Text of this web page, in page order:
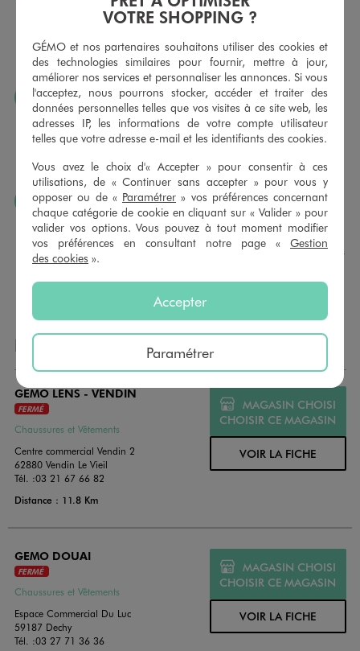
Nous échangeons et vous proposons un avoir ou un
sous 30 jours, sur simple présentation du ticket de caisse,
dans tous les magasins GÉMO.
JE PEUX FAIRE RETOUCHER MES ARTICLES
Ourlets, ceintures… vous avez la possibilité de faire
retoucher vos articles textiles dans nos magasins. Les tarifs
conditions en magasins.
J’AIME FAIRE PLAISIR
Nous vous proposons des cartes cadeaux GÉMO d’un
montant au choix entre 10€ et 150€. Les cartes cadeau
GÉMO sont valables 1 an, utilisables en plusieurs fois, pour
dans de jolies enveloppes pour toutes les occasions.
NOS AUTRES MAGASINS
GEMO LENS - VENDIN
FERMÉ
Chaussures et Vêtements
Centre commercial Vendin 2
62880 Vendin Le Vieil
Tél. :03 21 67 66 82
Distance : 11.8 Km
MAGASIN CHOISI
CHOISIR CE MAGASIN
VOIR LA FICHE
GEMO DOUAI
FERMÉ
Chaussures et Vêtements
Espace Commercial Du Luc
59187 Dechy
Tél. :03 27 71 36 36
MAGASIN CHOISI
CHOISIR CE MAGASIN
VOIR LA FICHE
VOTRE SHOPPING ?
GÉMO et nos partenaires souhaitons utiliser des cookies et
des technologies similaires pour fournir, mettre à jour,
améliorer nos services et personnaliser les annonces. Si vous
l'acceptez, nous pourrons stocker, accéder et traiter des
données personnelles telles que vos visites à ce site web, les
adresses IP, les informations de votre compte utilisateur
telles que votre adresse e-mail et les identifiants des cookies.
Vous avez le choix d'« Accepter » pour consentir à ces
utilisations, de « Continuer sans accepter » pour vous y
opposer ou de « Paramétrer » vos préférences concernant
chaque catégorie de cookie en cliquant sur « Valider » pour
valider vos options. Vous pouvez à tout moment modifier
vos préférences en consultant notre page « Gestion
des cookies ».
Accepter
Paramétrer